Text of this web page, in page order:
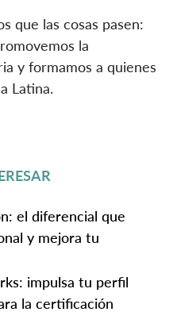
que las cosas pasen:
la
y formamos a quienes
Latina.
el diferencial que
y mejora tu
impulsa tu perfil
la certificación